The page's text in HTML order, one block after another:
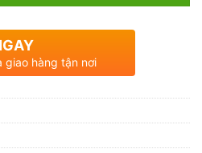
giao hàng tận nơi